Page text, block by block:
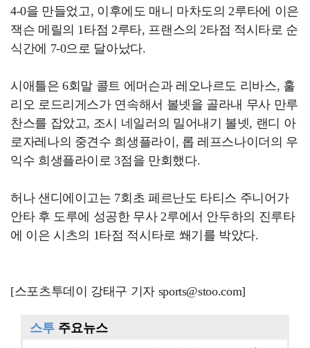
4-0을 만들었고, 이후에도 매니 마차도의 2루타에 이은
잭슨 메릴의 1타점 2루타, 프랜스의 2타점 적시타로 순
식간에 7-0으로 달아났다.
시애틀은 6회말 콜트 에머슨과 레오나르도 리바스, 훌
리오 로드리게스가 연속해서 볼넷을 골라내 무사 만루
찬스를 잡았고, 조시 네일러의 밀어내기 볼넷, 랜디 아
로자레나의 중견수 희생플라이, 롭 레프스나이더의 우
익수 희생플라이로 3점을 만회했다.
허나 샌디에이고는 7회초 페르난도 타티스 주니어가
안타 후 도루에 성공한 무사 2루에서 안두하의 진루타
에 이은 시츠의 1타점 적시타로 쐐기를 박았다.
[스포츠투데이 강태구 기자 sports@stoo.com]
스투 주요뉴스